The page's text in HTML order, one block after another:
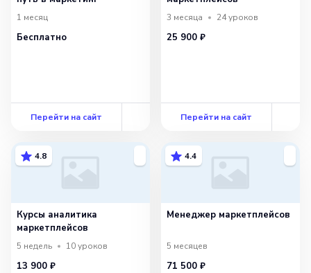
1 месяц
Бесплатно
Перейти на сайт
3 месяца 24уроков
25 900 ₽
Перейти на сайт
4.8
Курсы аналитика
маркетплейсов
5 недель 10уроков
13 900 ₽
4.4
Менеджер маркетплейсов
5 месяцев
71 500 ₽